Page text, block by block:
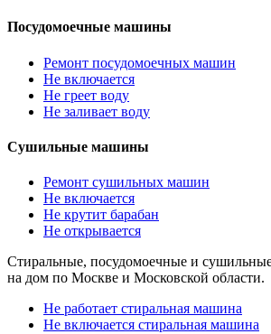
Посудомоечные машины
Ремонт посудомоечных машин
Не включается
Не греет воду
Не заливает воду
Сушильные машины
Ремонт сушильных машин
Не включается
Не крутит барабан
Не открывается
Стиральные, посудомоечные и
на дом по Москве и Московской области.
Не работает стиральная машина
Не включается стиральная машина